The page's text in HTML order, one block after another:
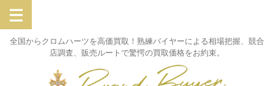
全国からクロムハーツを高価買取！熟練バイヤーによる相場把握、競合
店調査、販売ルートで驚愕の買取価格をお約束。